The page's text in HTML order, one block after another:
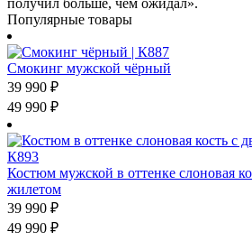
Популярные товары
Смокинг мужской чёрный
39 990 ₽
49 990 ₽
Костюм мужской в оттенке слоновая
жилетом
39 990 ₽
49 990 ₽